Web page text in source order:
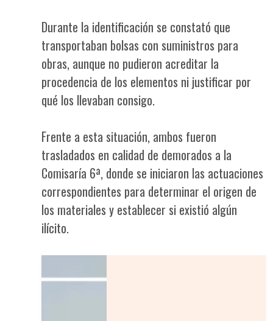
Durante la identificación se constató que
transportaban bolsas con suministros para
obras, aunque no pudieron acreditar la
procedencia de los elementos ni justificar por
qué los llevaban consigo.
Frente a esta situación, ambos fueron
trasladados en calidad de demorados a la
Comisaría 6ª, donde se iniciaron las actuaciones
correspondientes para determinar el origen de
los materiales y establecer si existió algún
ilícito.